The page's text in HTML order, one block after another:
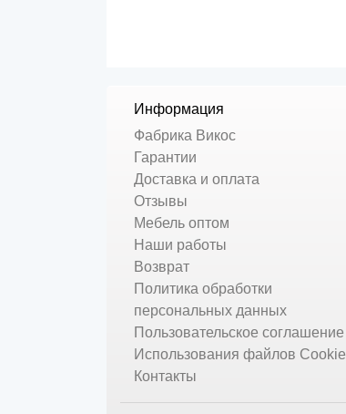
Информация
Фабрика Викос
Гарантии
Доставка и оплата
Отзывы
Мебель оптом
Наши работы
Возврат
Политика обработки
персональных данных
Пользовательское соглашение
Использования файлов Cookie
Контакты